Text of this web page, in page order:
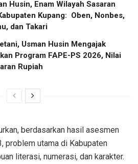
Husin, Enam Wilayah Sasaran
Kupang: Oben, Nonbes,
dan Takari
Usman Husin Mengajak
Program FAPE-PS 2026, Nilai
Rupiah
berdasarkan hasil asesmen
problem utama di Kabupaten
literasi, numerasi, dan karakter.